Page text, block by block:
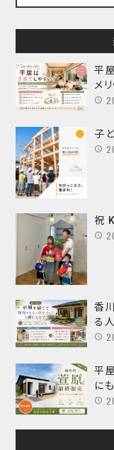
平
メ
子
祝
香
る
平
に